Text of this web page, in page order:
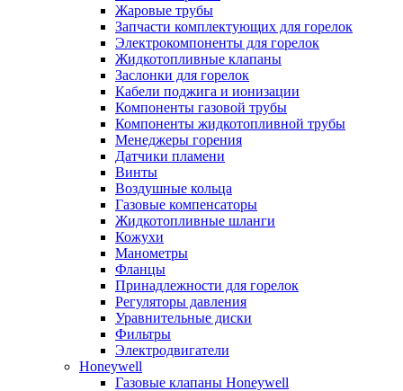
Жаровые трубы
Запчасти комплектующих для горелок
Электрокомпоненты для горелок
Жидкотопливные клапаны
Заслонки для горелок
Кабели поджига и ионизации
Компоненты газовой трубы
Компоненты жидкотопливной трубы
Менеджеры горения
Датчики пламени
Винты
Воздушные кольца
Газовые компенсаторы
Жидкотопливные шланги
Кожухи
Манометры
Фланцы
Принадлежности для горелок
Регуляторы давления
Уравнительные диски
Фильтры
Электродвигатели
Honeywell
Газовые клапаны Honeywell